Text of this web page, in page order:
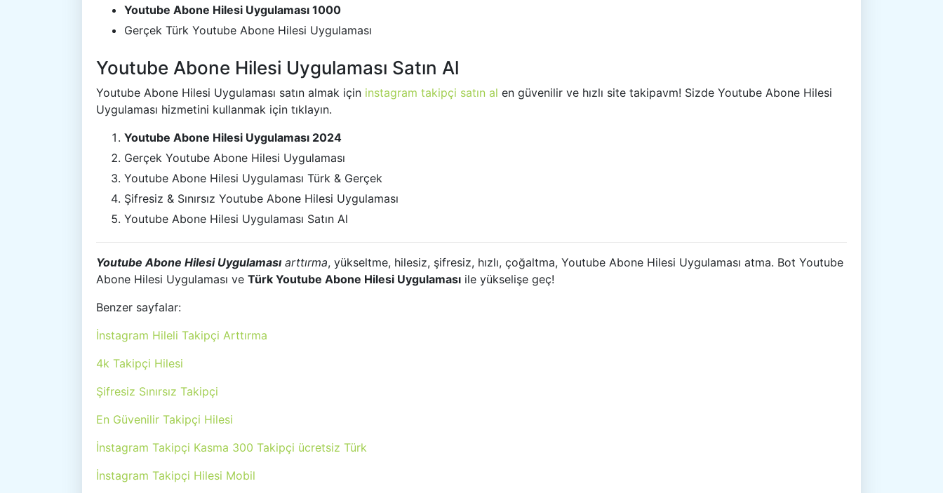
Youtube Abone Hilesi Uygulaması 1000
Gerçek Türk Youtube Abone Hilesi Uygulaması
Youtube Abone Hilesi Uygulaması Satın Al
Youtube Abone Hilesi Uygulaması satın almak için instagram takipçi satın al en güvenilir ve hızlı site takipavm! Sizde Youtube Abone Hilesi
Uygulaması hizmetini kullanmak için tıklayın.
Youtube Abone Hilesi Uygulaması 2024
Gerçek Youtube Abone Hilesi Uygulaması
Youtube Abone Hilesi Uygulaması Türk & Gerçek
Şifresiz & Sınırsız Youtube Abone Hilesi Uygulaması
Youtube Abone Hilesi Uygulaması Satın Al
Youtube Abone Hilesi Uygulaması arttırma, yükseltme, hilesiz, şifresiz, hızlı, çoğaltma, Youtube Abone Hilesi Uygulaması atma. Bot Youtube
Abone Hilesi Uygulaması ve Türk Youtube Abone Hilesi Uygulaması ile yükselişe geç!
Benzer sayfalar:
İnstagram Hileli Takipçi Arttırma
4k Takipçi Hilesi
Şifresiz Sınırsız Takipçi
En Güvenilir Takipçi Hilesi
İnstagram Takipçi Kasma 300 Takipçi ücretsiz Türk
İnstagram Takipçi Hilesi Mobil